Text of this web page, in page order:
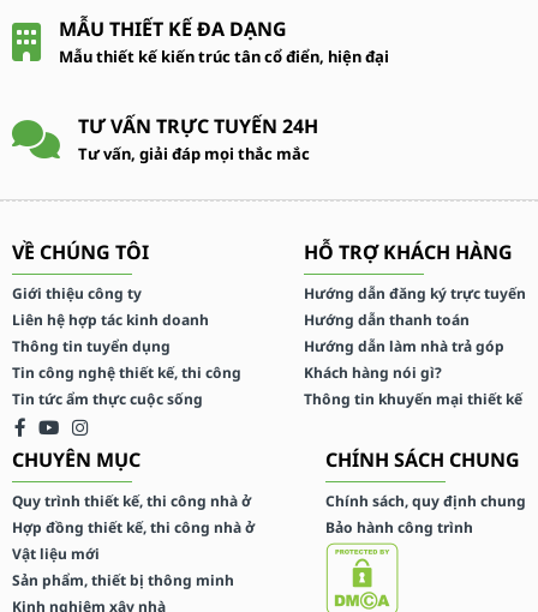
MẪU THIẾT KẾ ĐA DẠNG
Mẫu thiết kế kiến trúc tân cổ điển, hiện đại
TƯ VẤN TRỰC TUYẾN 24H
Tư vấn, giải đáp mọi thắc mắc
VỀ CHÚNG TÔI
Giới thiệu công ty
Liên hệ hợp tác kinh doanh
Thông tin tuyển dụng
Tin công nghệ thiết kế, thi công
Tin tức ẩm thực cuộc sống
HỖ TRỢ KHÁCH HÀNG
Hướng dẫn đăng ký trực tuyến
Hướng dẫn thanh toán
Hướng dẫn làm nhà trả góp
Khách hàng nói gì?
Thông tin khuyến mại thiết kế
CHUYÊN MỤC
Quy trình thiết kế, thi công nhà ở
Hợp đồng thiết kế, thi công nhà ở
Vật liệu mới
Sản phẩm, thiết bị thông minh
Kinh nghiệm xây nhà
CHÍNH SÁCH CHUNG
Chính sách, quy định chung
Bảo hành công trình